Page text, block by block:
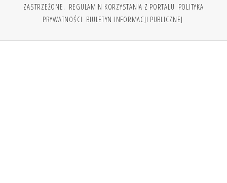
ZASTRZEŻONE. REGULAMIN KORZYSTANIA Z PORTALU POLITYKA
PRYWATNOŚCI BIULETYN INFORMACJI PUBLICZNEJ